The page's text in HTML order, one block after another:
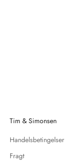
Tim & Simonsen
Handelsbetingelser
Fragt